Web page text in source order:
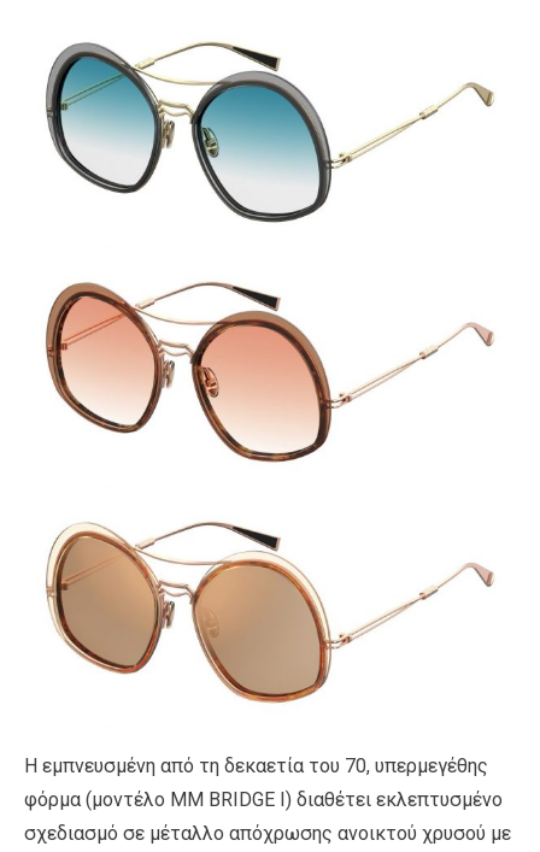
Η εμπνευσμένη από τη δεκαετία του 70, υπερμεγέθης
φόρμα (μοντέλο MM BRIDGE I) διαθέτει εκλεπτυσμένο
σχεδιασμό σε μέταλλο απόχρωσης ανοικτού χρυσού με